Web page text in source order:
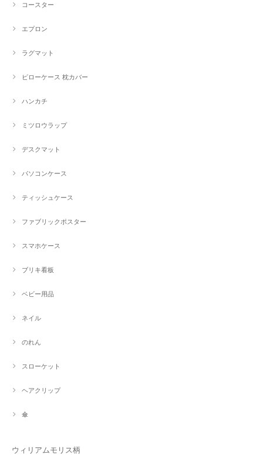
コースター
エプロン
ラグマット
ピローケース 枕カバー
ハンカチ
ミツロウラップ
デスクマット
パソコンケース
ティッシュケース
ファブリックポスター
スマホケース
ブリキ看板
ベビー用品
ネイル
のれん
スローケット
ヘアクリップ
傘
ウィリアムモリス柄